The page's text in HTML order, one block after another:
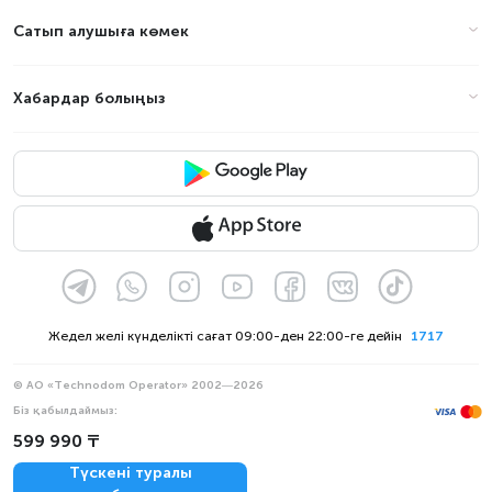
599 990 ₸
Түскені туралы
Сатып алушыға көмек
Хабардар болыңыз
1717
Жедел желі күнделікті сағат 09:00-ден 22:00-ге дейін
© АО «Technodom Operator» 2002—2026
Біз қабылдаймыз:
Ресми хабарлама
Құпиялылық саясаты